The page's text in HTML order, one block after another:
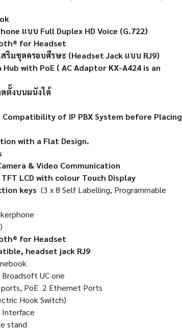
แบบ Full Duplex HD Voice (G.722)
for Headset
ริมชุดครอบศีรษะ (Headset Jack แบบ RJ9)
with PoE ( AC Adaptor KX-A424 is an
ตั้งบนผนังได้
Compatibility of IP PBX System before Placing
with a Flat Design.
& Video Communication
LCD with colour Touch Display
keys (3 x 8 Self Labelling, Programmable
for Headset
headset jack RJ9
UC one
PoE 2 Ethernet Ports
Hook Switch)
Interface
stand